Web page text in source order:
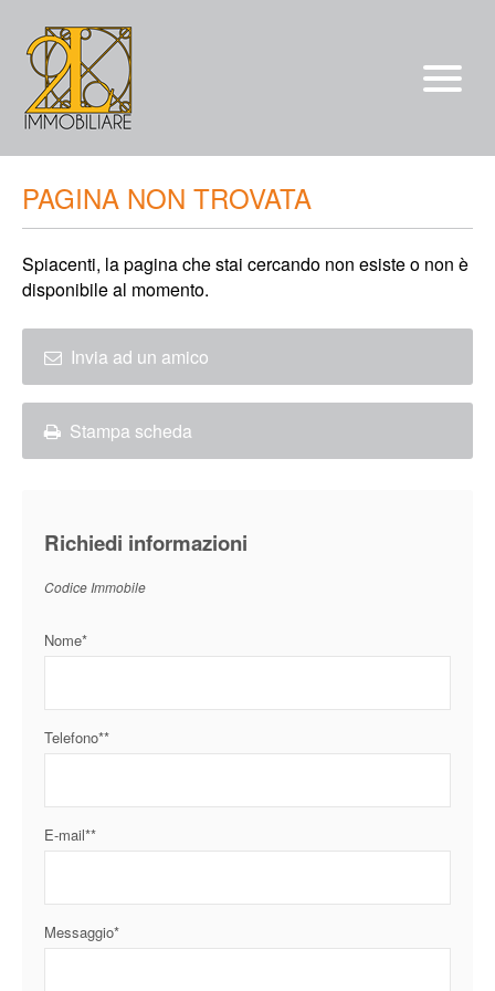
Affitti
chi siamo
Contatti
PAGINA NON TROVATA
Spiacenti, la pagina che stai cercando non esiste o non è
disponibile al momento.
Invia ad un amico
Stampa scheda
Richiedi informazioni
Codice Immobile
Nome*
Telefono**
E-mail**
Messaggio*